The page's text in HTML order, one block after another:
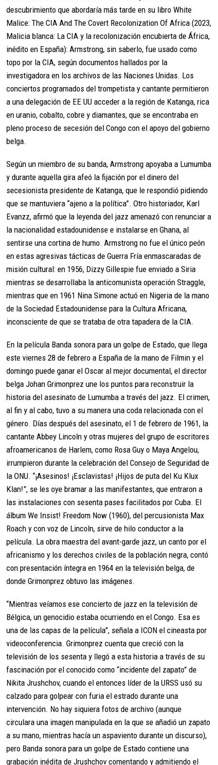
descubrimiento que abordaría más tarde en su libro White
Malice: The CIA And The Covert Recolonization Of Africa (2023,
Malicia blanca: La CIA y la recolonización encubierta de África,
inédito en España): Armstrong, sin saberlo, fue usado como
topo por la CIA, según documentos hallados por la
investigadora en los archivos de las Naciones Unidas. Los
conciertos programados del trompetista y cantante permitieron
a una delegación de EE UU acceder a la región de Katanga, rica
en uranio, cobalto, cobre y diamantes, que se encontraba en
pleno proceso de secesión del Congo con el apoyo del gobierno
belga.
Según un miembro de su banda, Armstrong apoyaba a Lumumba
y durante aquella gira afeó la fijación por el dinero del
secesionista presidente de Katanga, que le respondió pidiendo
que se mantuviera “ajeno a la política”. Otro historiador, Karl
Evanzz, afirmó que la leyenda del jazz amenazó con renunciar a
la nacionalidad estadounidense e instalarse en Ghana, al
sentirse una cortina de humo. Armstrong no fue el único peón
en estas agresivas tácticas de Guerra Fría enmascaradas de
misión cultural: en 1956, Dizzy Gillespie fue enviado a Siria
mientras se desarrollaba la anticomunista operación Straggle,
mientras que en 1961 Nina Simone actuó en Nigeria de la mano
de la Sociedad Estadounidense para la Cultura Africana,
inconsciente de que se trataba de otra tapadera de la CIA.
En la película Banda sonora para un golpe de Estado, que llega
este viernes 28 de febrero a España de la mano de Filmin y el
domingo puede ganar el Oscar al mejor documental, el director
belga Johan Grimonprez une los puntos para reconstruir la
historia del asesinato de Lumumba a través del jazz. El crimen,
al fin y al cabo, tuvo a su manera una coda relacionada con el
género. Días después del asesinato, el 1 de febrero de 1961, la
cantante Abbey Lincoln y otras mujeres del grupo de escritores
afroamericanos de Harlem, como Rosa Guy o Maya Angelou,
irrumpieron durante la celebración del Consejo de Seguridad de
la ONU. “¡Asesinos! ¡Esclavistas! ¡Hijos de puta del Ku Klux
Klan!”, se les oye bramar a las manifestantes, que entraron a
las instalaciones con sesenta pases facilitados por Cuba. El
álbum We Insist! Freedom Now (1960), del percusionista Max
Roach y con voz de Lincoln, sirve de hilo conductor a la
película. La obra maestra del avant-garde jazz, un canto por el
africanismo y los derechos civiles de la población negra, contó
con presentación íntegra en 1964 en la televisión belga, de
donde Grimonprez obtuvo las imágenes.
“Mientras veíamos ese concierto de jazz en la televisión de
Bélgica, un genocidio estaba ocurriendo en el Congo. Esa es
una de las capas de la película”, señala a ICON el cineasta por
videoconferencia. Grimonprez cuenta que creció con la
televisión de los sesenta y llegó a esta historia a través de su
fascinación por el conocido como “incidente del zapato” de
Nikita Jrushchov, cuando el entonces líder de la URSS usó su
calzado para golpear con furia el estrado durante una
intervención. No hay siquiera fotos de archivo (aunque
circulara una imagen manipulada en la que se añadió un zapato
a su mano, mientras hacía un aspaviento durante un discurso),
pero Banda sonora para un golpe de Estado contiene una
grabación inédita de Jrushchov comentando y admitiendo el